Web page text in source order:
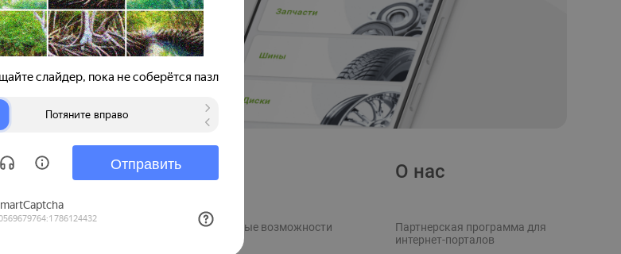
Продавцам
Рекламные возможности
О нас
Партнерская программа для
интернет-порталов